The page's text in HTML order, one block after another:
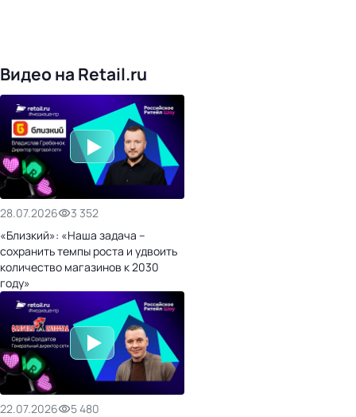
Видео на Retail.ru
28.07.2026
3 352
«Близкий»: «Наша задача –
сохранить темпы роста и удвоить
количество магазинов к 2030
году»
22.07.2026
5 480